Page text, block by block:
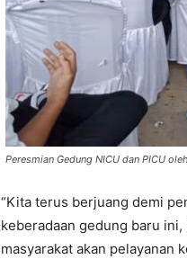
Peresmian Gedung NICU dan PICU
“Kita terus berjuang demi
keberadaan gedung baru
masyarakat akan pelayanan